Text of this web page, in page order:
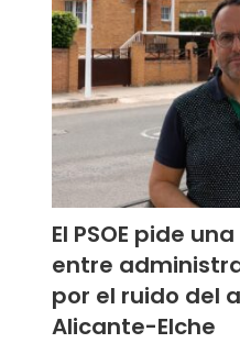
El PSOE pide
entre
por el ruido del
Alicante-Elche